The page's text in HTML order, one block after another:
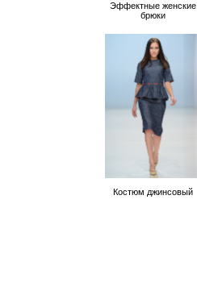
Эффектные женские
брюки
Костюм джинсовый